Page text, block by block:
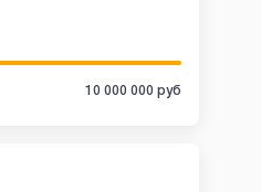
10 000 000 руб